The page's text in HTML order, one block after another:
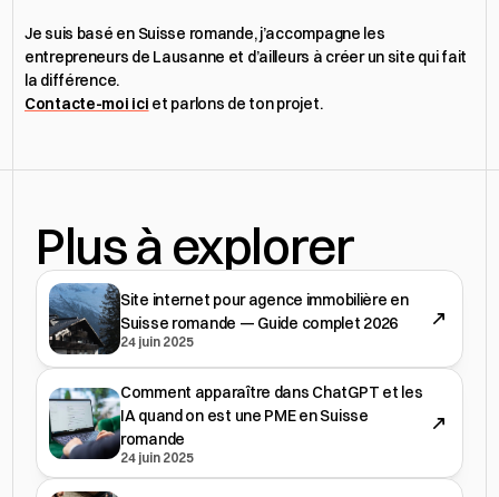
Je suis basé en Suisse romande, j’accompagne les
entrepreneurs de Lausanne et d’ailleurs à créer un site qui fait
la différence.
Contacte-moi ici et parlons de ton projet.
Plus à explorer
Site internet pour agence immobilière en
Suisse romande — Guide complet 2026
24 juin 2025
Comment apparaître dans ChatGPT et les
IA quand on est une PME en Suisse
romande
24 juin 2025